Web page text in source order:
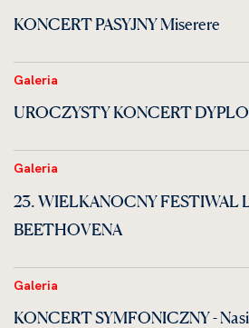
KONCERT PASYJNY Miserere
Galeria
UROCZYSTY KONCERT
Galeria
23. WIELKANOCNY FESTIWAL
BEETHOVENA
Galeria
KONCERT SYMFONICZNY -